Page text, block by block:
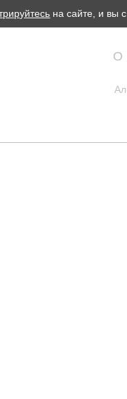
на сайте, и вы
О